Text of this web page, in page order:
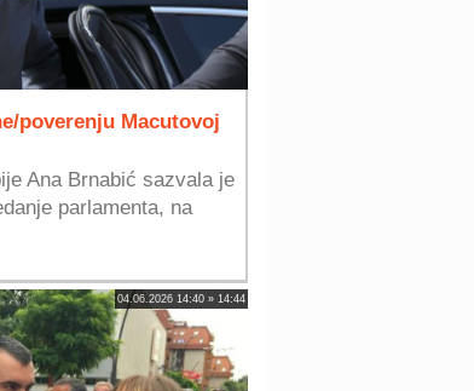
poverenju Macutovoj
Ana Brnabić sazvala je
parlamenta, na
04.06.2026 14:40 » 14:44